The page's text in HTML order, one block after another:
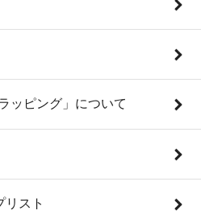
ッピング」について
リスト